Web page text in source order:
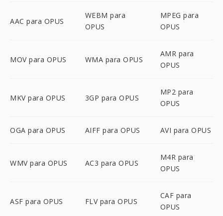
AAC para OPUS
WEBM para
OPUS
MPEG para
OPUS
MOV para OPUS WMA para OPUS
AMR para
OPUS
MKV para OPUS 3GP para OPUS
MP2 para
OPUS
OGA para OPUS AIFF para OPUS AVI para OPUS
WMV para OPUS AC3 para OPUS
M4R para
OPUS
ASF para OPUS FLV para OPUS
CAF para
OPUS